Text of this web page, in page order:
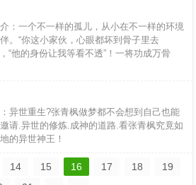
：一个不一样的孤儿，从小在不一样的环境
。“你这小家伙，心眼都坏到骨子里去
“他的身份让我等看不透”！一将功成万骨
异世重生?张青枫做梦都不会想到自己也能
请.异世的修炼.成神的道路.看张青枫究竟如
的异世神王！
14 15 16 17 18
19